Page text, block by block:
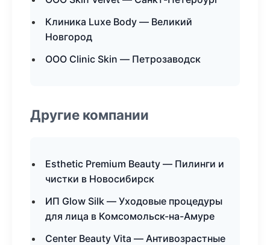
Клиника Luxe Body — Великий
Новгород
ООО Clinic Skin — Петрозаводск
Другие компании
Esthetic Premium Beauty — Пилинги и
чистки в Новосибирск
ИП Glow Silk — Уходовые процедуры
для лица в Комсомольск-на-Амуре
Center Beauty Vita — Антивозрастные